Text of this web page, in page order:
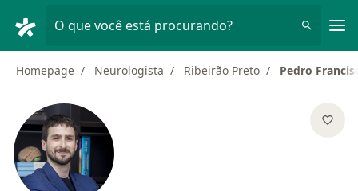
O que você está procurando?
Homepage Neurologista Ribeirão Preto Pedro